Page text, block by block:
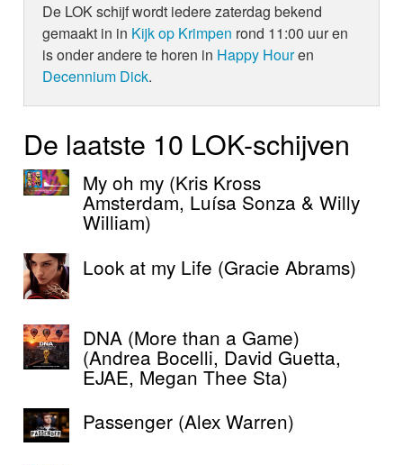
De LOK schijf wordt iedere zaterdag bekend
gemaakt in in Kijk op Krimpen rond 11:00 uur en
is onder andere te horen in Happy Houren
Decennium Dick.
De laatste 10 LOK-schijven
My oh my (Kris Kross
Amsterdam, Luísa Sonza & Willy
William)
Look at my Life (Gracie Abrams)
DNA (More than a Game)
(Andrea Bocelli, David Guetta,
EJAE, Megan Thee Sta)
Passenger (Alex Warren)